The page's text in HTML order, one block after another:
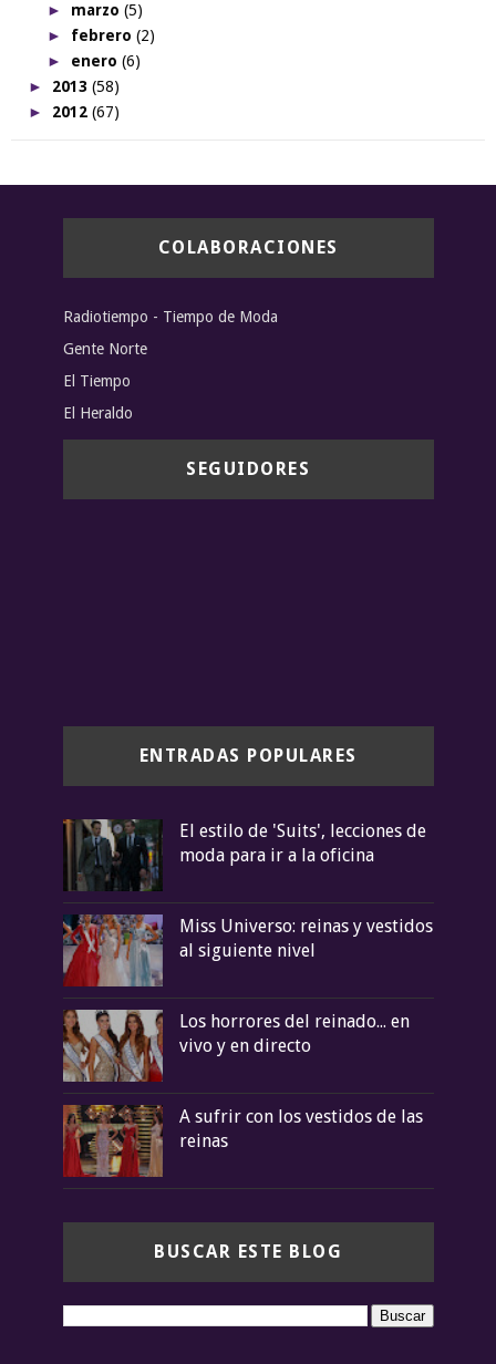
► marzo (5)
► febrero (2)
► enero (6)
► 2013 (58)
► 2012 (67)
COLABORACIONES
Radiotiempo - Tiempo de Moda
Gente Norte
El Tiempo
El Heraldo
SEGUIDORES
ENTRADAS POPULARES
El estilo de 'Suits', lecciones de
moda para ir a la oficina
Miss Universo: reinas y vestidos
al siguiente nivel
Los horrores del reinado... en
vivo y en directo
A sufrir con los vestidos de las
reinas
BUSCAR ESTE BLOG